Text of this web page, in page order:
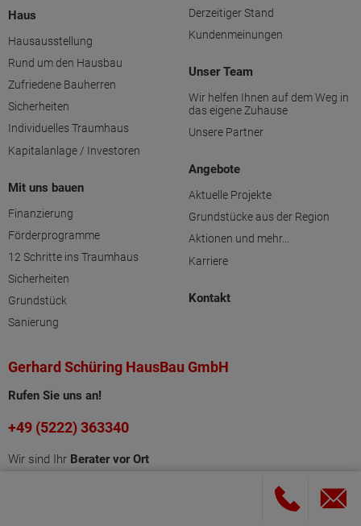
Haus
Hausausstellung
Rund um den Hausbau
Zufriedene Bauherren
Sicherheiten
Individuelles Traumhaus
Kapitalanlage / Investoren
Mit uns bauen
Finanzierung
Förderprogramme
12 Schritte ins Traumhaus
Sicherheiten
Grundstück
Sanierung
Derzeitiger Stand
Kundenmeinungen
Unser Team
Wir helfen Ihnen auf dem Weg in
das eigene Zuhause
Unsere Partner
Angebote
Aktuelle Projekte
Grundstücke aus der Region
Aktionen und mehr...
Karriere
Kontakt
Gerhard Schüring HausBau GmbH
Rufen Sie uns an!
+49 (5222) 363340
Wir sind Ihr Berater vor Ort